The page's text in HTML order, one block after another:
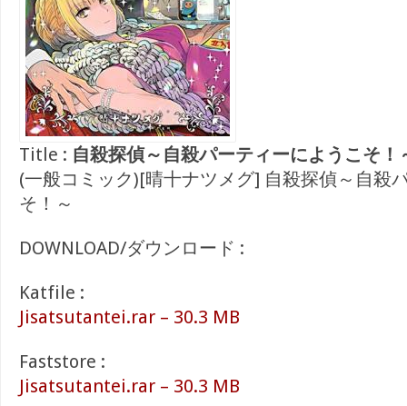
Title : 自殺探偵～自殺パーティーにようこそ！
(一般コミック)[晴十ナツメグ] 自殺探偵～自殺
そ！～
DOWNLOAD/ダウンロード :
Katfile :
Jisatsutantei.rar – 30.3 MB
Faststore :
Jisatsutantei.rar – 30.3 MB